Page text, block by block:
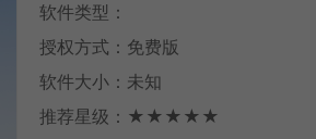
软件类型：
授权方式：免费版
软件大小：未知
推荐星级：★★★★★